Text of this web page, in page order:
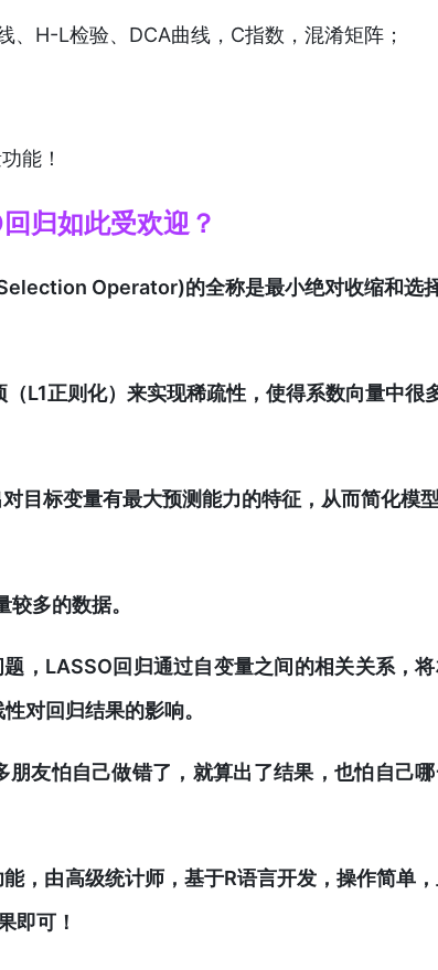
H-L检验、DCA曲线，C指数，混淆矩阵；
能！
归如此受欢迎？
Operator)的全称是最小绝对收缩和选
L1正则化）来实现稀疏性，使得系数向量中很
目标变量有最大预测能力的特征，从而简化模
多的数据。
，LASSO回归通过自变量之间的相关关系，
对回归结果的影响。
友怕自己做错了，就算出了结果，也怕自己
，由高级统计师，基于R语言开发，操作简单
即可！